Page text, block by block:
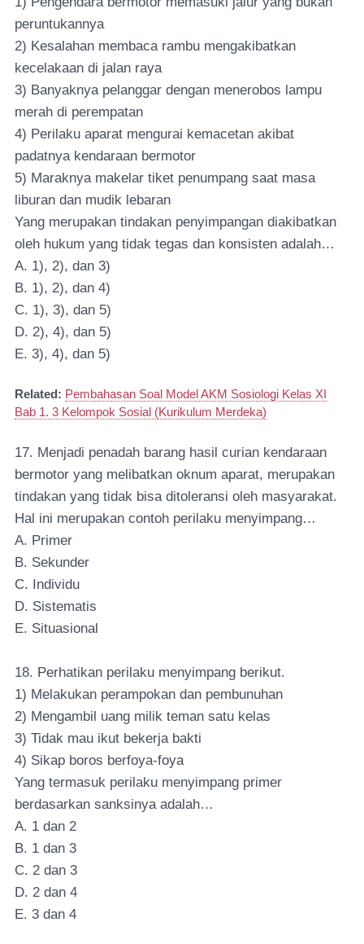
peruntukannya
2) Kesalahan membaca rambu mengakibatkan
kecelakaan di jalan raya
3) Banyaknya pelanggar dengan menerobos lampu
merah di perempatan
4) Perilaku aparat mengurai kemacetan akibat
padatnya kendaraan bermotor
5) Maraknya makelar tiket penumpang saat masa
liburan dan mudik lebaran
Yang merupakan tindakan penyimpangan diakibatkan
oleh hukum yang tidak tegas dan konsisten adalah…
A. 1), 2), dan 3)
B. 1), 2), dan 4)
C. 1), 3), dan 5)
D. 2), 4), dan 5)
E. 3), 4), dan 5)
Related: Pembahasan Soal Model AKM Sosiologi Kelas XI
Bab 1. 3 Kelompok Sosial (Kurikulum Merdeka)
17. Menjadi penadah barang hasil curian kendaraan
bermotor yang melibatkan oknum aparat, merupakan
tindakan yang tidak bisa ditoleransi oleh masyarakat.
Hal ini merupakan contoh perilaku menyimpang…
A. Primer
B. Sekunder
C. Individu
D. Sistematis
E. Situasional
18. Perhatikan perilaku menyimpang berikut.
1) Melakukan perampokan dan pembunuhan
2) Mengambil uang milik teman satu kelas
3) Tidak mau ikut bekerja bakti
4) Sikap boros berfoya-foya
Yang termasuk perilaku menyimpang primer
berdasarkan sanksinya adalah…
A. 1 dan 2
B. 1 dan 3
C. 2 dan 3
D. 2 dan 4
E. 3 dan 4